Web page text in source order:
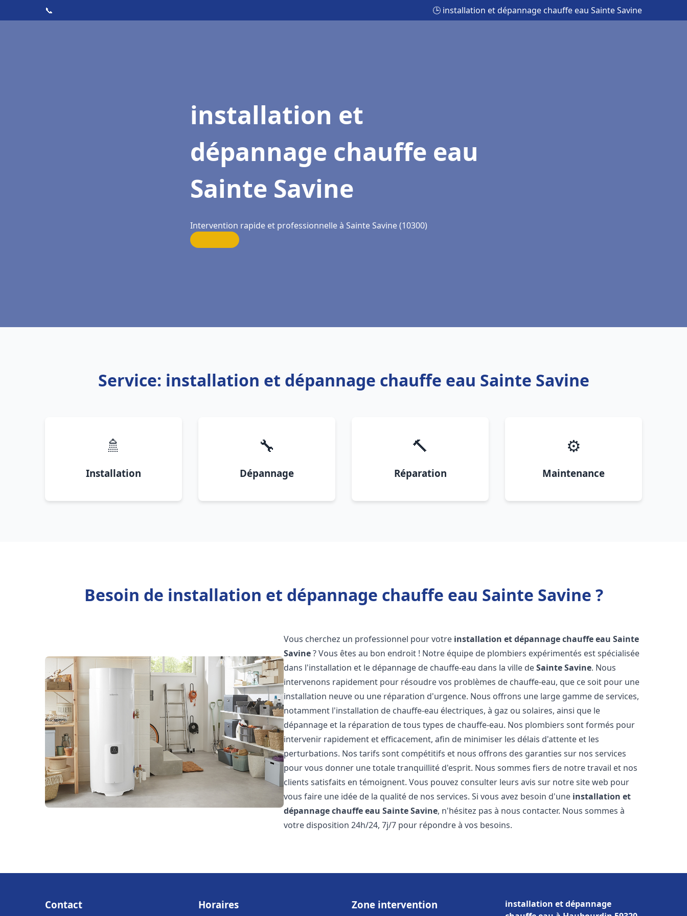
📞 🕒 installation et dépannage chauffe eau Sainte Savine
installation et
dépannage chauffe eau
Sainte Savine
Intervention rapide et professionnelle à Sainte Savine (10300)
Service: installation et dépannage chauffe eau Sainte Savine
🚿
Installation
🔧
Dépannage
🔨
Réparation
⚙️
Maintenance
Besoin de installation et dépannage chauffe eau Sainte Savine ?
Vous cherchez un professionnel pour votre installation et dépannage chauffe eau Sainte
Savine? Vous êtes au bon endroit ! Notre équipe de plombiers expérimentés est spécialisée
dans l'installation et le dépannage de chauffe-eau dans la ville deSainte Savine. Nous
intervenons rapidement pour résoudre vos problèmes de chauffe-eau, que ce soit pour une
installation neuve ou une réparation d'urgence. Nous offrons une large gamme de services,
notamment l'installation de chauffe-eau électriques, à gaz ou solaires, ainsi que le
dépannage et la réparation de tous types de chauffe-eau. Nos plombiers sont formés pour
intervenir rapidement et efficacement, afin de minimiser les délais d'attente et les
perturbations. Nos tarifs sont compétitifs et nous offrons des garanties sur nos services
pour vous donner une totale tranquillité d'esprit. Nous sommes fiers de notre travail et nos
clients satisfaits en témoignent. Vous pouvez consulter leurs avis sur notre site web pour
vous faire une idée de la qualité de nos services. Si vous avez besoin d'une installation et
dépannage chauffe eau Sainte Savine, n'hésitez pas à nous contacter. Nous sommes à
votre disposition 24h/24, 7j/7 pour répondre à vos besoins.
Contact Horaires Zone intervention
installation et dépannage